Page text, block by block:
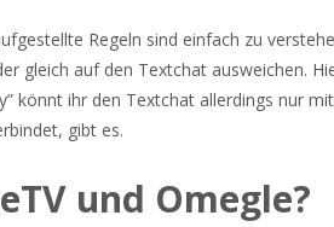
Regeln sind einfach zu
gleich auf den Textchat ausweichen.
könnt ihr den Textchat allerdings nur
gibt es.
und Omegle?